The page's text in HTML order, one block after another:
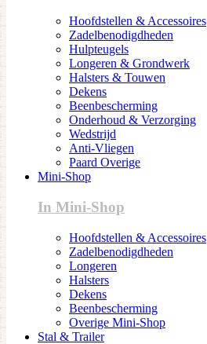
Hoofdstellen & Accessoires
Zadelbenodigdheden
Hulpteugels
Longeren & Grondwerk
Halsters & Touwen
Dekens
Beenbescherming
Onderhoud & Verzorging
Wedstrijd
Anti-Vliegen
Paard Overige
Mini-Shop
In Mini-Shop
Hoofdstellen & Accessoires
Zadelbenodigdheden
Longeren
Halsters
Dekens
Beenbescherming
Overige Mini-Shop
Stal & Trailer